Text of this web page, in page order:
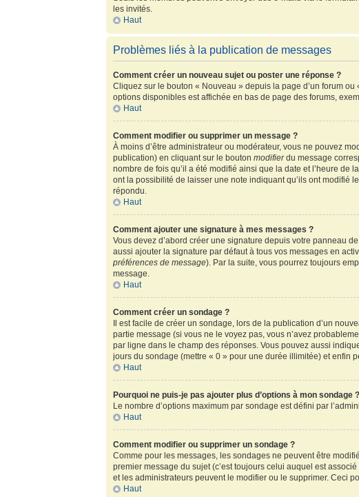
les invités.
Haut
Problèmes liés à la publication de messages
Comment créer un nouveau sujet ou poster une réponse ?
Cliquez sur le bouton « Nouveau » depuis la page d’un forum
options disponibles est affichée en bas de page des forums,
Haut
Comment modifier ou supprimer un message ?
À moins d’être administrateur ou modérateur, vous ne pouvez
publication) en cliquant sur le boutonmodifierdu message
nombre de fois qu’il a été modifié ainsi que la date et l’heure
ont la possibilité de laisser une note indiquant qu’ils ont modifié
répondu.
Haut
Comment ajouter une signature à mes messages ?
Vous devez d’abord créer une signature depuis votre panneau
aussi ajouter la signature par défaut à tous vos messages en
préférences de message). Par la suite, vous pourrez toujours
message.
Haut
Comment créer un sondage ?
Il est facile de créer un sondage, lors de la publication d’un
partie message (si vous ne le voyez pas, vous n’avez
par ligne dans le champ des réponses. Vous pouvez aussi
jours du sondage (mettre « 0 » pour une durée illimitée) et enfin
Haut
Pourquoi ne puis-je pas ajouter plus d’options à mon sondage ?
Le nombre d’options maximum par sondage est défini par
Haut
Comment modifier ou supprimer un sondage ?
Comme pour les messages, les sondages ne peuvent être
premier message du sujet (c’est toujours celui auquel est
et les administrateurs peuvent le modifier ou le supprimer. Ceci
Haut